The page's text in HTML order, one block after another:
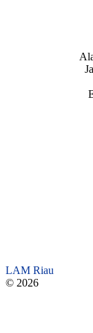
LAM Riau
© 2026